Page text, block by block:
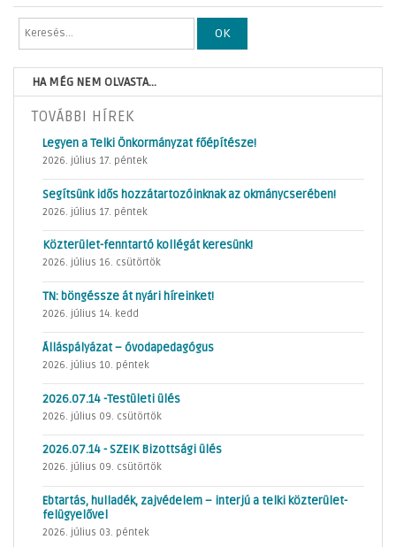
OK
HA MÉG NEM OLVASTA...
TOVÁBBI HÍREK
Legyen a Telki Önkormányzat főépítésze!
2026. július 17. péntek
Segítsünk idős hozzátartozóinknak az okmánycserében!
2026. július 17. péntek
Közterület-fenntartó kollégát keresünk!
2026. július 16. csütörtök
TN: böngéssze át nyári híreinket!
2026. július 14. kedd
Álláspályázat – óvodapedagógus
2026. július 10. péntek
2026.07.14 -Testületi ülés
2026. július 09. csütörtök
2026.07.14 - SZEIK Bizottsági ülés
2026. július 09. csütörtök
Ebtartás, hulladék, zajvédelem – interjú a telki közterület-
felügyelővel
2026. július 03. péntek